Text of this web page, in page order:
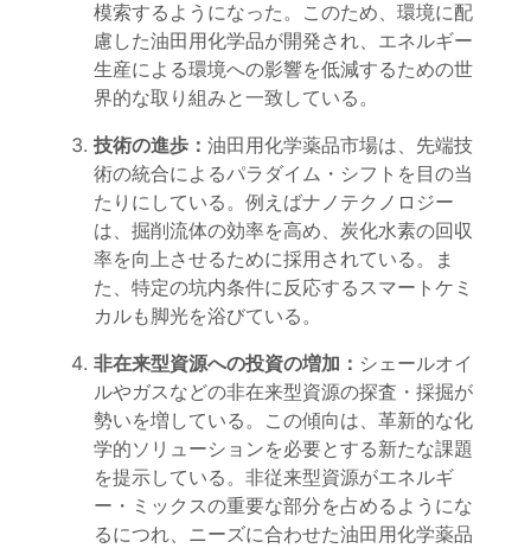
模索するようになった。このため、環境に配
慮した油田用化学品が開発され、エネルギー
生産による環境への影響を低減するための世
界的な取り組みと一致している。
技術の進歩： 油田用化学薬品市場は、先端技
術の統合によるパラダイム・シフトを目の当
たりにしている。例えばナノテクノロジー
は、掘削流体の効率を高め、炭化水素の回収
率を向上させるために採用されている。ま
た、特定の坑内条件に反応するスマートケミ
カルも脚光を浴びている。
非在来型資源への投資の増加： シェールオイ
ルやガスなどの非在来型資源の探査・採掘が
勢いを増している。この傾向は、革新的な化
学的ソリューションを必要とする新たな課題
を提示している。非従来型資源がエネルギ
ー・ミックスの重要な部分を占めるようにな
るにつれ、ニーズに合わせた油田用化学薬品